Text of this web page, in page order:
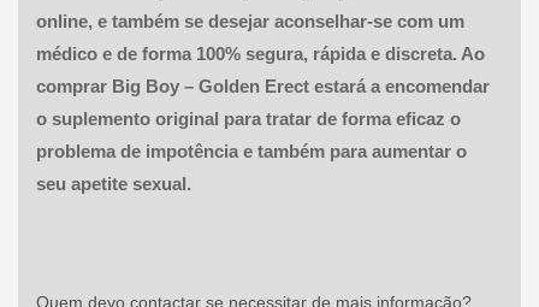
online, e também se desejar aconselhar-se com um
médico e de forma 100% segura, rápida e discreta. Ao
comprar Big Boy – Golden Erect estará a encomendar
o suplemento original para tratar de forma eficaz o
problema de impotência e também para aumentar o
seu apetite sexual.
Quem devo contactar se necessitar de mais informação?